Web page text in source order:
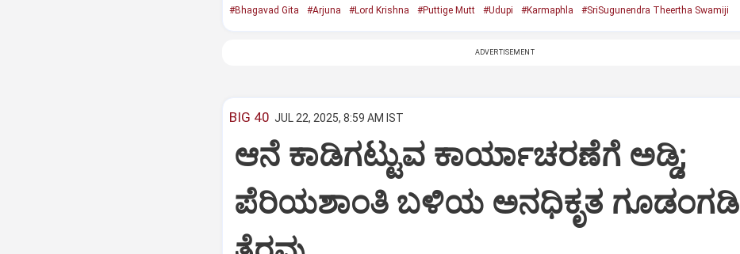
#Bhagavad Gita #Arjuna #Lord Krishna #Puttige Mutt #Udupi #Karmaphla #SriSugunendra Theertha Swamiji
ADVERTISEMENT
BIG 40 JUL 22, 2025, 8:59 AM IST
ಆನೆ ಕಾಡಿಗಟ್ಟುವ ಕಾರ್ಯಾಚರಣೆಗೆ ಅಡ್ಡಿ;
ಪೆರಿಯಶಾಂತಿ ಬಳಿಯ ಅನಧಿಕೃತ ಗೂಡಂಗಡಿ